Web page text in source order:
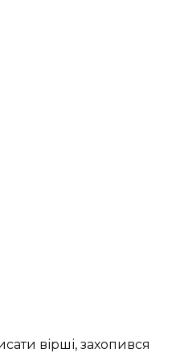
вірші, захопився